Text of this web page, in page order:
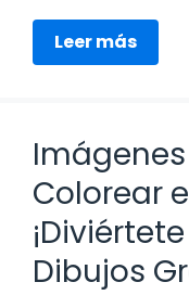
Leer más
Colorear
Dibujos